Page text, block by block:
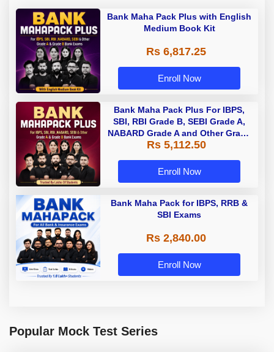
Bank Maha Pack Plus with English
Medium Book Kit
Rs 6,817.25
Enroll Now
Bank Maha Pack Plus For IBPS,
SBI, RBI Grade B, SEBI Grade A,
NABARD Grade A and Other Grade
A & Grade B Bank Exams
Rs 5,112.50
Enroll Now
Bank Maha Pack for IBPS, RRB &
SBI Exams
Rs 2,840.00
Enroll Now
Popular Mock Test Series